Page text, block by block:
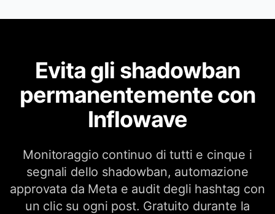
Evita gli shadowban
permanentemente con
Inflowave
Monitoraggio continuo di tutti e cinque i
segnali dello shadowban, automazione
approvata da Meta e audit degli hashtag con
un clic su ogni post. Gratuito durante la